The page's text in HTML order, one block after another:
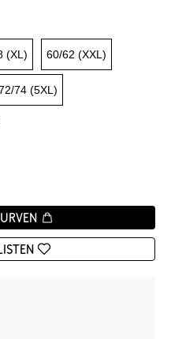
(XL) 60/62 (XXL)
74 (5XL)